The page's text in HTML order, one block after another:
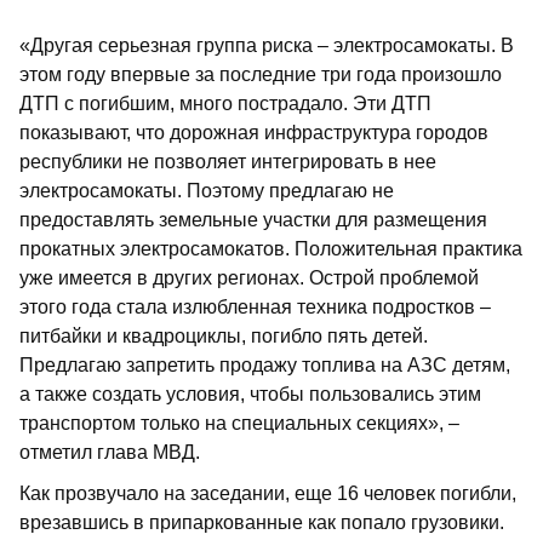
«Другая серьезная группа риска – электросамокаты. В
этом году впервые за последние три года произошло
ДТП с погибшим, много пострадало. Эти ДТП
показывают, что дорожная инфраструктура городов
республики не позволяет интегрировать в нее
электросамокаты. Поэтому предлагаю не
предоставлять земельные участки для размещения
прокатных электросамокатов. Положительная практика
уже имеется в других регионах. Острой проблемой
этого года стала излюбленная техника подростков –
питбайки и квадроциклы, погибло пять детей.
Предлагаю запретить продажу топлива на АЗС детям,
а также создать условия, чтобы пользовались этим
транспортом только на специальных секциях», –
отметил глава МВД.
Как прозвучало на заседании, еще 16 человек погибли,
врезавшись в припаркованные как попало грузовики.